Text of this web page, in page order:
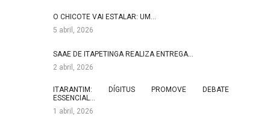
O CHICOTE VAI ESTALAR: UM…
5 abril, 2026
SAAE DE ITAPETINGA REALIZA ENTREGA…
2 abril, 2026
ITARANTIM: DÍGITUS PROMOVE DEBATE
ESSENCIAL…
1 abril, 2026